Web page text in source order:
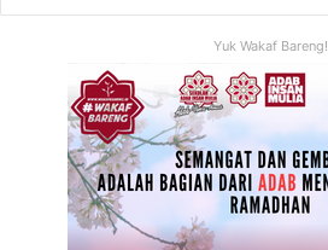
Yuk Wakaf Bareng!